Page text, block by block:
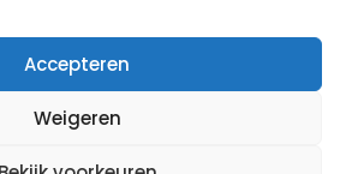
Accepteren
Weigeren